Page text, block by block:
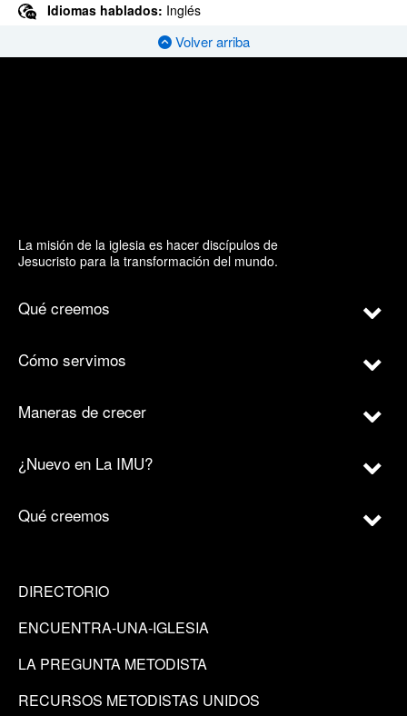
Idiomas hablados: Inglés
Volver arriba
La misión de la iglesia es hacer discípulos de
Jesucristo para la transformación del mundo.
Qué creemos
Cómo servimos
Maneras de crecer
¿Nuevo en La IMU?
Qué creemos
DIRECTORIO
ENCUENTRA-UNA-IGLESIA
LA PREGUNTA METODISTA
RECURSOS METODISTAS UNIDOS